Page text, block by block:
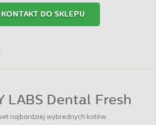
KONTAKT DO SKLEPU
LABS Dental Fresh
najbardziej wybrednych kotów.